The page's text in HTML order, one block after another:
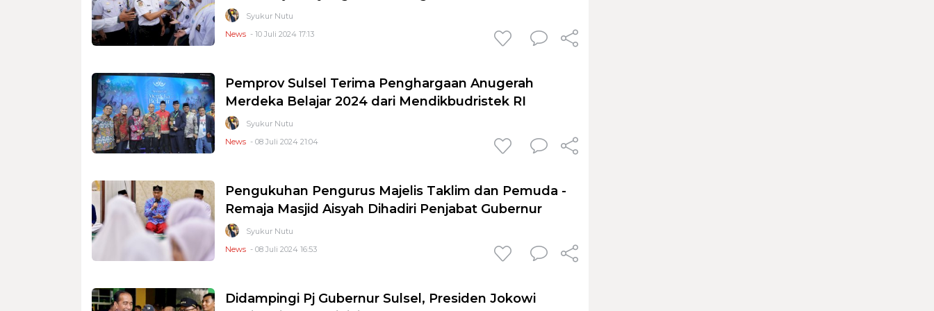
Syukur Nutu
News - 10 Juli 2024 17:13
Pemprov Sulsel Terima Penghargaan Anugerah
Merdeka Belajar 2024 dari Mendikbudristek RI
Syukur Nutu
News - 08 Juli 2024 21:04
Pengukuhan Pengurus Majelis Taklim dan Pemuda -
Remaja Masjid Aisyah Dihadiri Penjabat Gubernur
Syukur Nutu
News - 08 Juli 2024 16:53
Didampingi Pj Gubernur Sulsel, Presiden Jokowi